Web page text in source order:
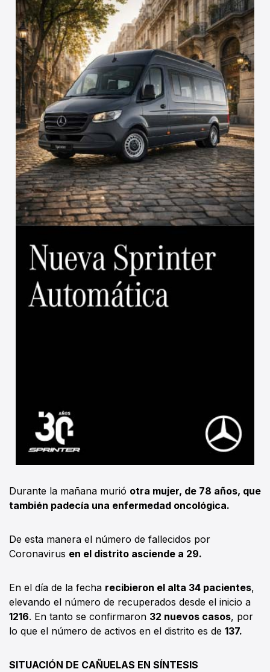
Durante la mañana murió otra mujer, de 78 años, que
también padecía una enfermedad oncológica.
De esta manera el número de fallecidos por
Coronavirus en el distrito asciende a 29.
En el día de la fecha recibieron el alta 34 pacientes,
elevando el número de recuperados desde el inicio a
1216. En tanto se confirmaron 32 nuevos casos, por
lo que el número de activos en el distrito es de 137.
SITUACIÓN DE CAÑUELAS EN SÍNTESIS